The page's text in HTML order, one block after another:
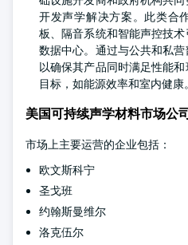
开发声学解决方案。此类合
板、隔音系统和智能声控技
数据中心。通过与公共和私
以确保其产品同时满足性能
目标，如能源效率和室内健康。
美国可持续声学材料市场公司
市场上主要运营的企业包括：
欧文斯科宁
圣戈班
约翰斯曼维尔
洛克伍尔